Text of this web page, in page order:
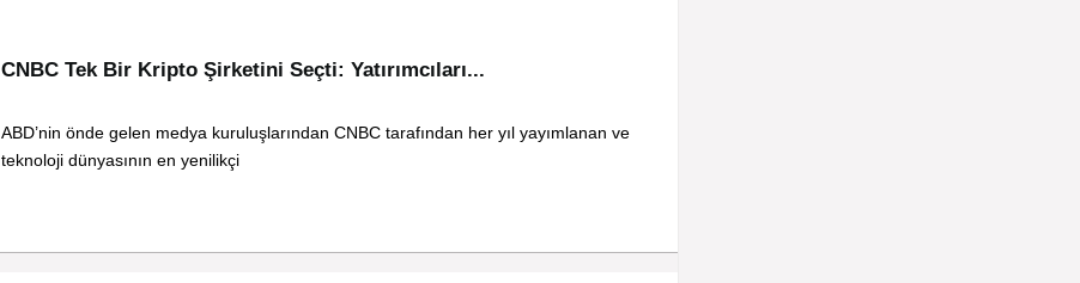
CNBC Tek Bir Kripto Şirketini Seçti: Yatırımcıları...
ABD’nin önde gelen medya kuruluşlarından CNBC tarafından her yıl yayımlanan ve
teknoloji dünyasının en yenilikçi